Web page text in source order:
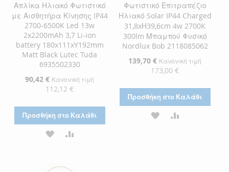
Απλίκα Ηλιακό Φωτιστικό
με Αισθητήρα Κίνησης IP44
2700-6500K Led 13w
2x2200mAh 3,7 Li-ion
battery 180x111xY192mm
Matt Black Lutec Tuda
6935502330
Ειδική
90,42 € Κανονική τιμή
112,12 €
Προσθήκη στο Καλάθι
ΠΡΟΣΘΉΚΗ
ΛΊΣΤΑ
Φωτιστικό Επιτραπέζιο
Ηλιακό Solar IP44 Charged
31,8xΗ39,6cm 4w 2700K
300lm Μπαμπού Φυσικό
Nordlux Bob 2118085062
Ειδική
139,70 € Κανονική τιμή
173,00 €
Προσθήκη στο Καλάθι
ΠΡΟΣΘΉΚΗ